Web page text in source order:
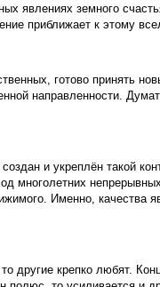
явлениях земного
приближает к этому
готово принять
направленности.
и укреплён такой
многолетних
Именно, качества
другие крепко любят.